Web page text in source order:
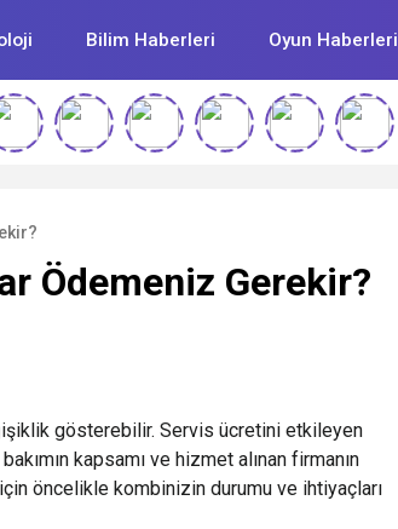
Bilim Haberleri Oyun Haberleri
Ödemeniz Gerekir?
gösterebilir. Servis ücretini etkileyen
kapsamı ve hizmet alınan firmanın
öncelikle kombinizin durumu ve ihtiyaçları